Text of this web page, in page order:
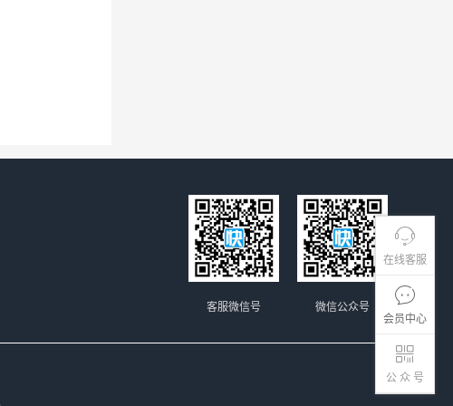
在线客服
会员中心
公 众 号
微信公众号
客服微信号